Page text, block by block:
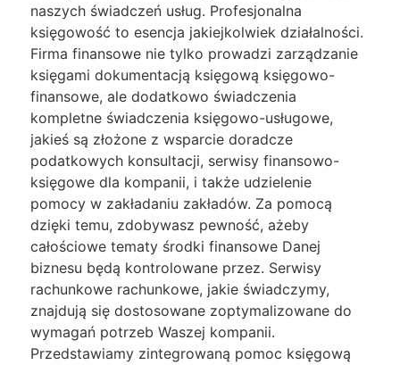
naszych świadczeń usług. Profesjonalna
księgowość to esencja jakiejkolwiek działalności.
Firma finansowe nie tylko prowadzi zarządzanie
księgami dokumentacją księgową księgowo-
finansowe, ale dodatkowo świadczenia
kompletne świadczenia księgowo-usługowe,
jakieś są złożone z wsparcie doradcze
podatkowych konsultacji, serwisy finansowo-
księgowe dla kompanii, i także udzielenie
pomocy w zakładaniu zakładów. Za pomocą
dzięki temu, zdobywasz pewność, ażeby
całościowe tematy środki finansowe Danej
biznesu będą kontrolowane przez. Serwisy
rachunkowe rachunkowe, jakie świadczymy,
znajdują się dostosowane zoptymalizowane do
wymagań potrzeb Waszej kompanii.
Przedstawiamy zintegrowaną pomoc księgową